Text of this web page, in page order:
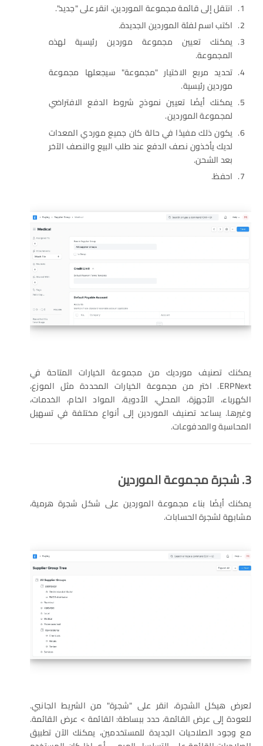
انتقل إلى قائمة مجموعة الموردين، انقر على "جديد".
اكتب اسم لفئة الموردين الجديدة.
يمكنك تعيين مجموعة موردين رئيسية لهذه
المجموعة.
تحديد مربع الاختيار "مجموعة" سيجعلها مجموعة
موردين رئيسية.
يمكنك أيضًا تعيين نموذج شروط الدفع الافتراضي
لمجموعة الموردين.
يكون ذلك مفيدًا في حالة كان جميع موردي المعدات
لديك يأخذون نصف الدفع عند طلب البيع والنصف الآخر
بعد الشحن.
احفظ.
يمكنك تصنيف مورديك من مجموعة الخيارات المتاحة في
ERPNext. اختر من مجموعة الخيارات المحددة مثل الموزع،
الكهرباء، الأجهزة، المحلي، الأدوية، المواد الخام، الخدمات،
وغيرها. يساعد تصنيف الموردين إلى أنواع مختلفة في تسهيل
المحاسبة والمدفوعات.
3. شجرة مجموعة الموردين
يمكنك أيضًا بناء مجموعة الموردين على شكل شجرة هرمية،
مشابهة لشجرة الحسابات.
لعرض هيكل الشجرة، انقر على "شجرة" من الشريط الجانبي.
للعودة إلى عرض القائمة، حدد ببساطة: القائمة > عرض القائمة.
مع وجود الصلاحيات الجديدة للمستخدمين، يمكنك الآن تطبيق